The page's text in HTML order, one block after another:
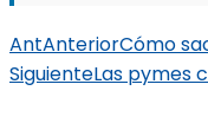
AntAnteriorCómo
SiguienteLas pymes